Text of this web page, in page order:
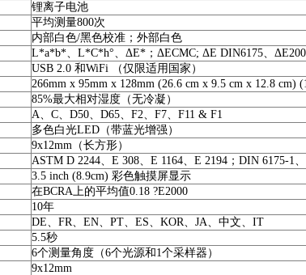
锂离子电池
平均测量800次
内部白色/黑色校准；外部白色
L*a*b*、L*C*h°、ΔE*；ΔECMC; ΔE DIN6175、
USB 2.0 和WiFi （仅限适用国家）
266mm x 95mm x 128mm (26.6 cm x 9.5 cm x 12.8 cm)
85%最大相对湿度（无冷凝）
A、C、D50、D65、F2、F7、F11 & F1
多色白光LED（带蓝光增强）
9x12mm（长方形）
ASTM D 2244、E 308、E 1164、E 2194；DIN 6175-1
3.5 inch (8.9cm) 彩色触摸屏显示
在BCRA上的平均值0.18 ?E2000
10年
DE、FR、EN、PT、ES、KOR、JA、中文、IT
5.5秒
6个测量角度（6个光源和1个采样器）
9x12mm